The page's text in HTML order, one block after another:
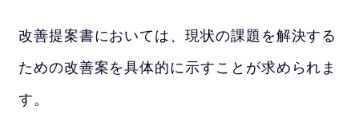
改善提案書においては、現状の課題を解決する
ための改善案を具体的に示すことが求められま
す。